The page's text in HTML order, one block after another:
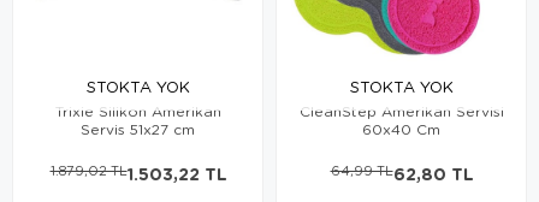
STOKTA YOK
Trixie Silikon Amerikan
Servis 51x27 cm
1.503,22 TL
1.879,02 TL
STOKTA YOK
CleanStep Amerikan Servisi
60x40 Cm
62,80 TL
64,99 TL